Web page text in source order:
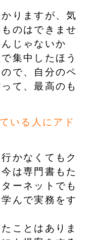
りますが、気
のはできませ
じゃないか
集中したほう
で、自分のペ
て、最高のも
いる人にアド
かなくてもク
は専門書もた
ーネットでも
んで実務をす
ことはありま